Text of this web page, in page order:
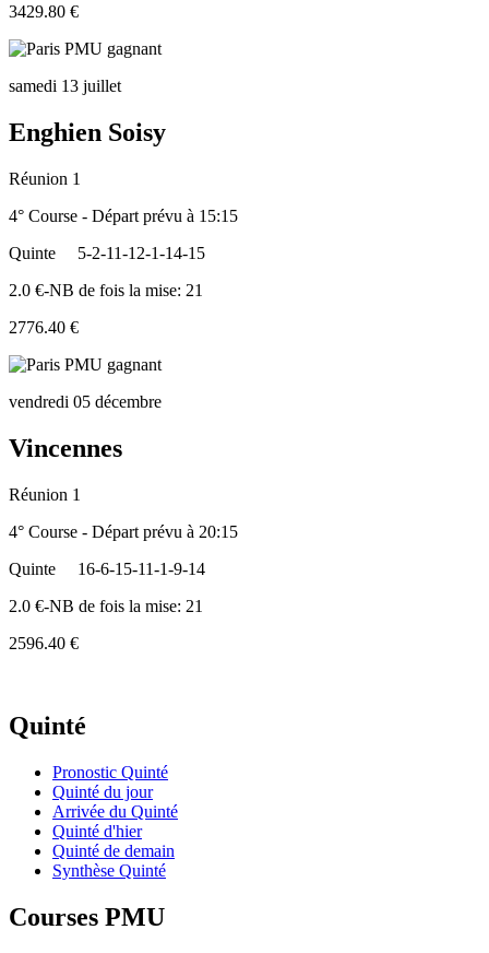
3429.80 €
samedi 13 juillet
Enghien Soisy
Réunion 1
4° Course - Départ prévu à 15:15
Quinte
5-2-11-12-1-14-15
2.0 €-NB de fois la mise: 21
2776.40 €
vendredi 05 décembre
Vincennes
Réunion 1
4° Course - Départ prévu à 20:15
Quinte
16-6-15-11-1-9-14
2.0 €-NB de fois la mise: 21
2596.40 €
Quinté
Pronostic Quinté
Quinté du jour
Arrivée du Quinté
Quinté d'hier
Quinté de demain
Synthèse Quinté
Courses PMU